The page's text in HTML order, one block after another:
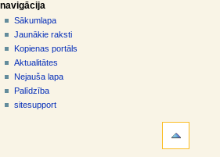
N
a
v
g
ā
c
lapas darbības
raksts
diskusija
skatīt
aplūkot
kodu
vēsture
dalībnieka rīki
pieslēgties
navigācija
Sākumlapa
Jaunākie raksti
Kopienas portāls
Aktualitātes
Nejauša lapa
Palīdzība
sitesupport